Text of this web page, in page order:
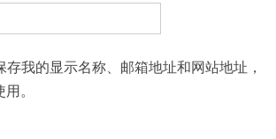
存我的显示名称、邮箱地址和网站地址，
。